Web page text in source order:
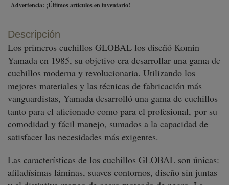
Advertencia: ¡Últimos artículos en inventario!
Descripción
Los primeros cuchillos GLOBAL los diseñó Komin
Yamada en 1985, su objetivo era desarrollar una gama de
cuchillos moderna y revolucionaria. Utilizando los
mejores materiales y las técnicas de fabricación más
vanguardistas, Yamada desarrolló una gama de cuchillos
tanto para el aficionado como para el profesional, por su
comodidad y fácil manejo, sumados a la capacidad de
satisfacer las necesidades más exigentes.
Las características de los cuchillos GLOBAL son únicas:
afiladísimas láminas, suaves contornos, diseño sin juntas